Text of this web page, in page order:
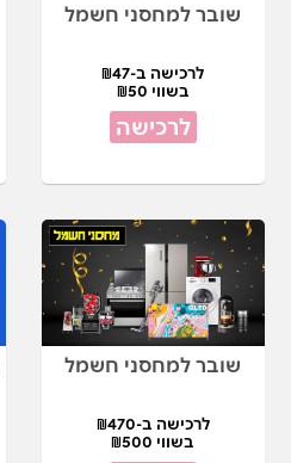
שובר למחסני חשמל
לרכישה ב-₪47
בשווי ₪50
לרכישה
שובר למחסני חשמל
לרכישה ב-₪470
בשווי ₪500